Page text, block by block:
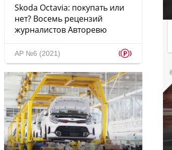
Skoda Octavia: покупать или
нет? Восемь рецензий
журналистов Авторевю
АР №6 (2021) p